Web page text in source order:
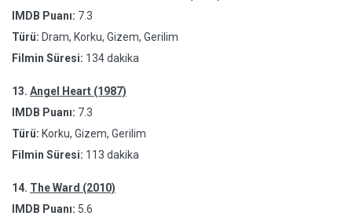
IMDB Puanı: 7.3
Türü: Dram, Korku, Gizem, Gerilim
Filmin Süresi: 134 dakika
13. Angel Heart (1987)
IMDB Puanı: 7.3
Türü: Korku, Gizem, Gerilim
Filmin Süresi: 113 dakika
14. The Ward (2010)
IMDB Puanı: 5.6